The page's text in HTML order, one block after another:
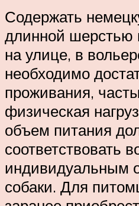
Содержать
длинной шерстью
на улице, в
необходимо
проживания,
физическая
объем питания
соответствовать
индивидуальным
собаки. Для